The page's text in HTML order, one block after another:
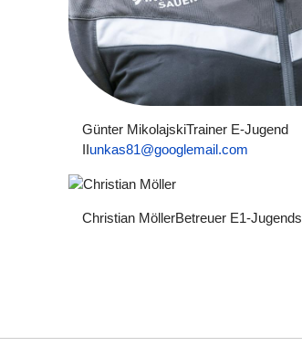
Günter MikolajskiTrainer E-Jugend
IIunkas81@googlemail.com
Christian MöllerBetreuer E1-Jugends